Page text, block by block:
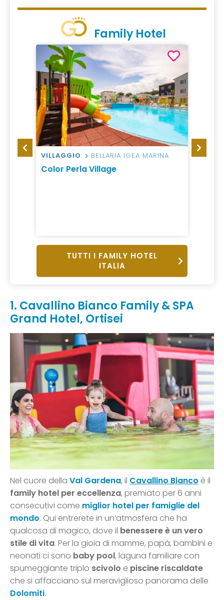
Family Hotel
VILLAGGIO BELLARIA IGEA MARINA
Color Perla Village
HOTEL
TUTTI I FAMILY HOTEL
ITALIA
1. Cavallino Bianco Family & SPA
Grand Hotel, Ortisei
Nel cuore della Val Gardena, il Cavallino Bianco è il
family hotel per eccellenza, premiato per 6 anni
consecutivi come miglior hotel per famiglie del
mondo. Qui entrerete in un’atmosfera che ha
qualcosa di magico, dove il benessere è un vero
stile di vita. Per la gioia di mamme, papà, bambini e
neonati ci sono baby pool, laguna familiare con
spumeggiante triplo scivolo e piscine riscaldate
che si affacciano sul meraviglioso panorama delle
Dolomiti.